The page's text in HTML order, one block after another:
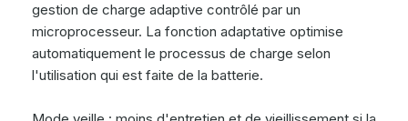
gestion de charge adaptive contrôlé par un
microprocesseur. La fonction adaptative optimise
automatiquement le processus de charge selon
l'utilisation qui est faite de la batterie.